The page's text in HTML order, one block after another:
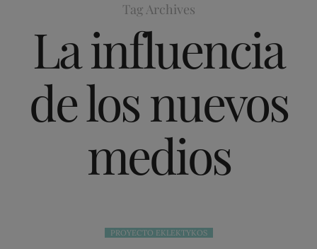
Tag Archives
La influencia
de los nuevos
medios
PROYECTO EKLEKTYKOS